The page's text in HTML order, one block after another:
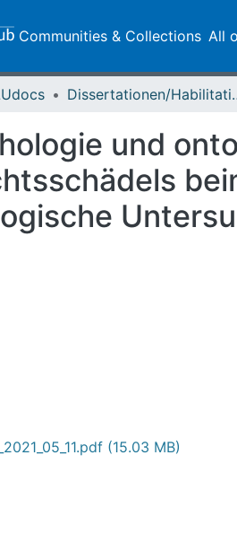
Communities & Collections All
und
(15.03 MB)